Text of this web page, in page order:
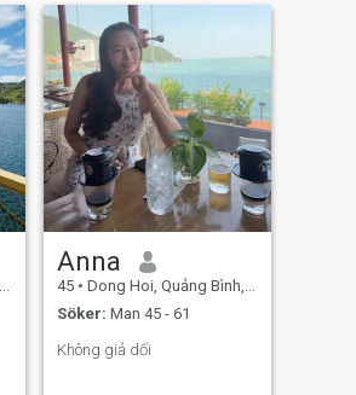
trung thực.
Anna
45 • Dong Hoi, Quảng Bình, Vietnam
Söker: Man 45 - 61
Không giả dối